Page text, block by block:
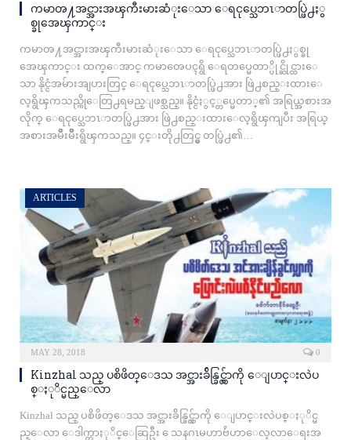
ကမာၻ႔အင္အားအၾကီးမားဆံုးေသာ ေရငုပ္သေဘၤာတပ္ဖြဲ႕ႏွ
စ္ခုအေၾကာင္း
ကမာၻ႔အင္အားအၾကီးမားဆံုးေသာ ေရငုပ္သေဘၤာတပ္ဖြဲ႕ႏွစ္ခု
အေၾကာင္း ထက္ေအာင္ ကမာၻေပၚရွိ ေရတပ္မေတာ္ပိုင္ဆိုင္ထားေ
သာ နိုင္ငံအမ်ားအျပားတြင္ ေရငုပ္သေဘၤာတပ္ဖြဲ႕အား ဖြဲ႕စည္းထားေ
လ့ရွိၾကသည္ကိုေတြ႕ရမည္ျဖစ္သည္။ နိုင္ငံႏွင့္တပ္မေတာ္၏ အရြယ္အစားအ
လိုက္ ေရငုပ္သေဘၤာတပ္ဖြဲ႕အား ဖြဲ႕စည္းထားေလ့ရွိၾကျပီး အရြယ္
အစားအမ်ိဳးမ်ိဳးရွိၾကသည္။ ၄င္းတို႕တြင္မွ တပ္ဖြဲ႕၏…
ARTICLES
MAY 28, 2018 0
Kinzhal သည္ ပစိဖိတ္ေဒသ အင္အားခ်ိန္ခြင္လွ်ာကို ေျပာင္းလဲပ
စ္ႏုိင္မည္ေလာ
Kinzhal သည္ ပစိဖိတ္ေဒသ အင္အားခ်ိန္ခြင္လွ်ာကို ေျပာင္းလဲပစ္ႏုိင္မ
ည္ေလာ ေဒါက္တာႏုိင္ေဆြဦး ေသနဂၤမဟာဗ်ဴဟာေလ့လာေရးအ